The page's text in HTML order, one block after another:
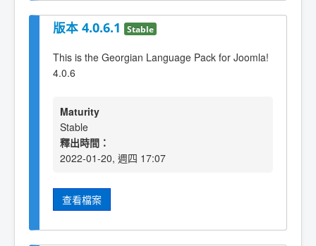
版本 4.0.6.1 Stable
This is the Georgian Language Pack for Joomla!
4.0.6
Maturity
Stable
釋出時間：
2022-01-20, 週四 17:07
查看檔案